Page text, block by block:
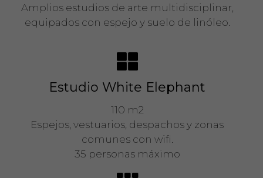
Amplios estudios de arte multidisciplinar,
equipados con espejo y suelo de linóleo.
Estudio White Elephant
110 m2
Espejos, vestuarios, despachos y zonas
comunes con wifi.
35 personas máximo